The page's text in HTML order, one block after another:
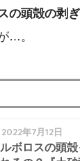
の頭殻の剥
…。
2022年7月12日
ボロスの頭